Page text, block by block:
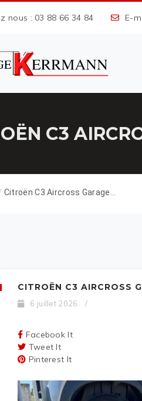
nous : 03 88 66 34 84 E-
C3
Citroën C3 Aircross Garage...
CITROËN C3 AIRCROSS
6 juillet 2026 /
Facebook It
Tweet It
Pinterest It